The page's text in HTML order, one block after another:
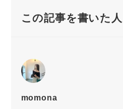
この記事を書いた人
momona